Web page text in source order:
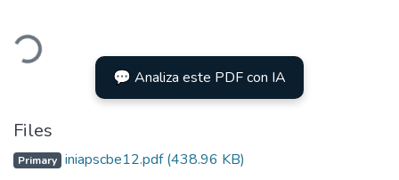
💬 Analiza este PDF con IA
Files
Primary iniapscbe12.pdf(438.96 KB)